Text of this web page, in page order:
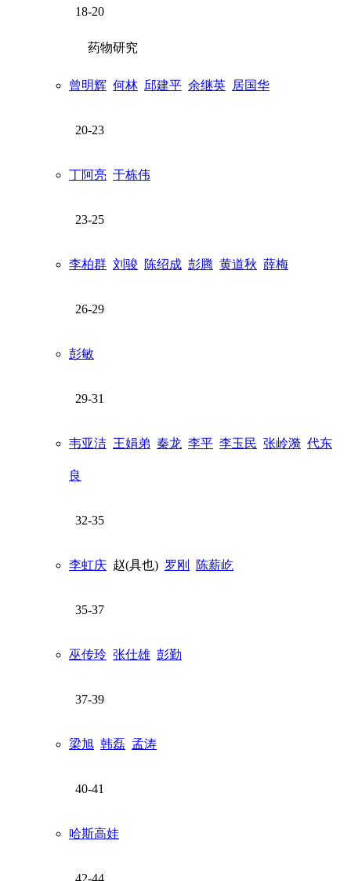
18-20
药物研究
曾明辉 何林 邱建平 余继英 居国华
20-23
丁阿亮 于栋伟
23-25
李柏群 刘骏 陈绍成 彭腾 黄道秋 薛梅
26-29
彭敏
29-31
韦亚洁 王娟弟 秦龙 李平 李玉民 张岭漪 代东
良
32-35
李虹庆 赵(具也) 罗刚 陈薪屹
35-37
巫传玲 张仕雄 彭勤
37-39
梁旭 韩磊 孟涛
40-41
哈斯高娃